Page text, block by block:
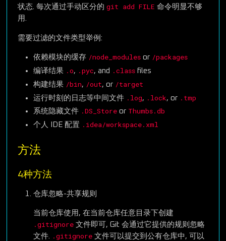
状态. 每次通过手动区分的 git add FILE 命令明显不够
用.
需要过滤的文件类型举例:
依赖模块的缓存 /node_modulesor /packages
编译结果 .o, .pyc, and .classfiles
构建结果 /bin, /out, or /target
运行时刻的日志等中间文件 .log, .lock, or .tmp
系统隐藏文件 .DS_Storeor Thumbs.db
个人 IDE 配置 .idea/workspace.xml
方法
4种方法
仓库忽略-共享规则
当前仓库使用, 在当前仓库任意目录下创建
.gitignore文件即可, Git 会通过它提供的规则忽略
文件. .gitignore文件可以提交到公有仓库中, 可以